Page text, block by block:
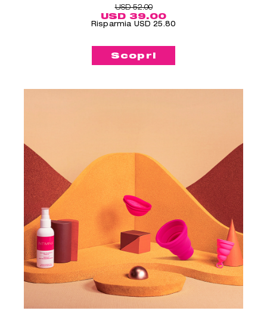
come iniziare? Lily Cup™ One è
morbida, piccola e pieghevole,
mentre il Gel Idratante Intimo
l'altro, tieni pulita la tua coppetta
con il Detergente per Accessori
maniera discreta nello
USD 52.00
USD 39.00
Risparmia USD 25.80
Scopri